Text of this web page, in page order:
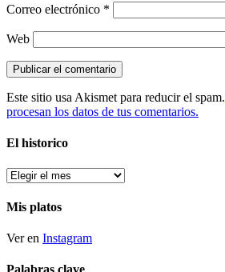
Correo electrónico *
Web
Este sitio usa Akismet para reducir el spam.
procesan los datos de tus comentarios.
El historico
El
Mis platos
Ver en Instagram